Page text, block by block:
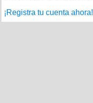
¡Registra tu cuenta ahora!